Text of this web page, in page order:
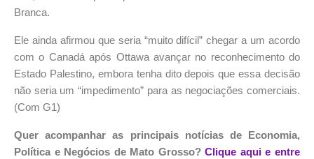
Branca.
Ele ainda afirmou que seria “muito difícil” chegar a um acordo
com o Canadá após Ottawa avançar no reconhecimento do
Estado Palestino, embora tenha dito depois que essa decisão
não seria um “impedimento” para as negociações comerciais.
(Com G1)
Quer acompanhar as principais notícias de Economia,
Política e Negócios de Mato Grosso?Clique aqui e entre